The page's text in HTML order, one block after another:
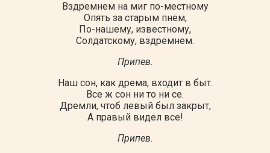
Вздремнем на миг по-местному
Опять за старым пнем,
По-нашему, известному,
Солдатскому, вздремнем.
Припев.
Наш сон, как дрема, входит в быт.
Все ж сон ни то ни се.
Дремли, чтоб левый был закрыт,
А правый видел все!
Припев.